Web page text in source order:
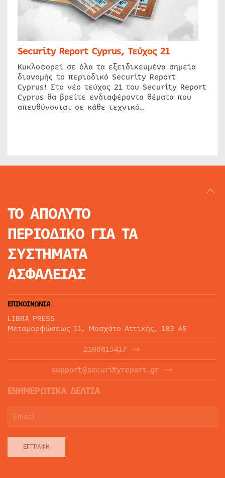
Security Report Cyprus, Τεύχος 21
Κυκλοφορεί σε όλα τα εξειδικευμένα σημεία
διανομής το περιοδικό Security Report
Cyprus! Στο νέο τεύχος 21 του Security Report
Cyprus θα βρείτε ενδιαφέροντα θέματα που
απευθύνονται σε κάθε τεχνικό…
ΤΟ ΑΠΟΛΥΤΟ
ΠΕΡΙΟΔΙΚΟ ΓΙΑ ΤΑ
ΣΥΣΤΗΜΑΤΑ
ΑΣΦΑΛΕΙΑΣ
ΕΠΙΚΟΙΝΩΝΙΑ
LIBRA PRESS
Μεταμορφώσεως 11, Μοσχάτο Αττικής, 183 45
2108815417
support@securityreport.gr
ΕΝΗΜΕΡΩΤΙΚΑ ΔΕΛΤΙΑ
ΕΓΓΡΑΦΉ